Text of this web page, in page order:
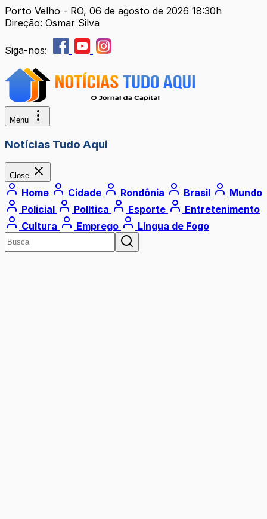
Porto Velho - RO, 06 de agosto de 2026 18:30h
Direção: Osmar Silva
Siga-nos:
Menu
Notícias Tudo Aqui
Close
Home Cidade Rondônia Brasil
Mundo
Policial
Política Esporte
Entretenimento
Cultura
Emprego Língua de Fogo